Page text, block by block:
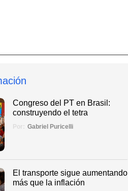
Congreso del PT en Brasil:
construyendo el tetra
Por: Gabriel Puricelli
El transporte sigue aumentando
más que la inflación